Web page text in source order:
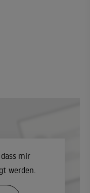
mir
werden.